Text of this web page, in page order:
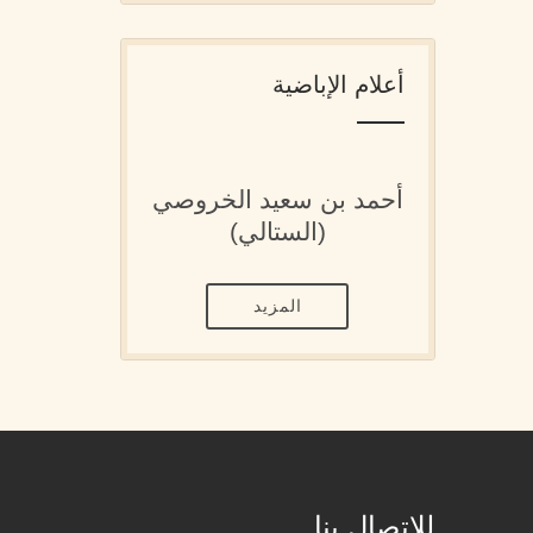
أعلام الإباضية
أحمد بن سعيد الخروصي
(الستالي)
المزيد
للإتصال بنا